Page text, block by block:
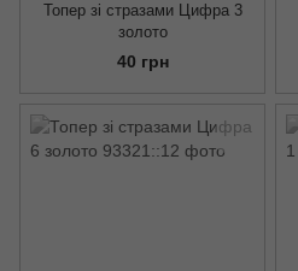
Топер зі стразами Цифра 3
золото
40 грн